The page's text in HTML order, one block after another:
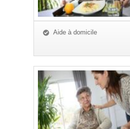
Aide à domicile